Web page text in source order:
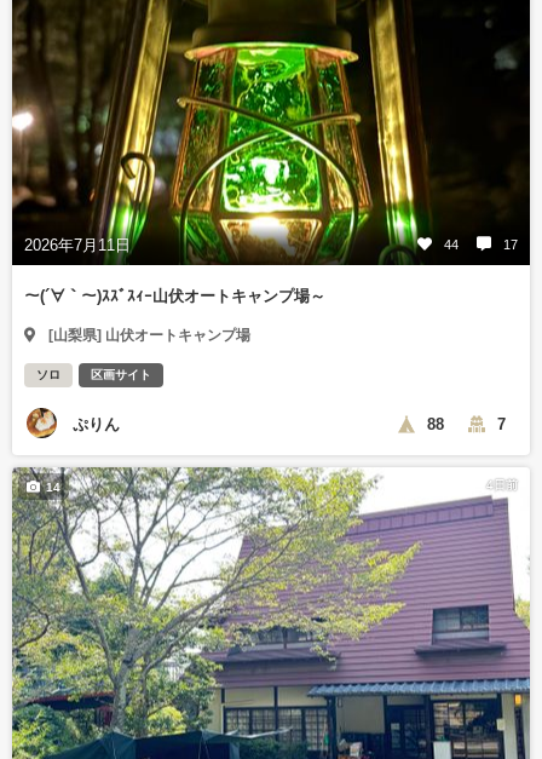
2026年7月11日 44 17
～(´∀｀～)ｽｽﾞｽｨｰ山伏オートキャンプ場～
[山梨県] 山伏オートキャンプ場
ソロ 区画サイト
ぷりん 88 7
4日前
14